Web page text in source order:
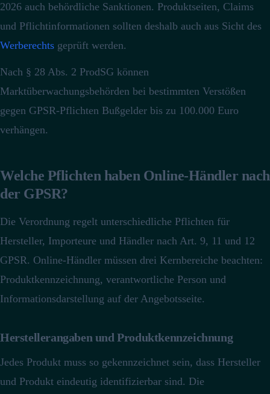
2026 auch behördliche Sanktionen. Produktseiten, Claims
und Pflichtinformationen sollten deshalb auch aus Sicht des
Werberechts geprüft werden.
Nach § 28 Abs. 2 ProdSG können
Marktüberwachungsbehörden bei bestimmten Verstößen
gegen GPSR-Pflichten Bußgelder bis zu 100.000 Euro
verhängen.
Welche Pflichten haben Online-Händler nach
der GPSR?
Die Verordnung regelt unterschiedliche Pflichten für
Hersteller, Importeure und Händler nach Art. 9, 11 und 12
GPSR. Online-Händler müssen drei Kernbereiche beachten:
Produktkennzeichnung, verantwortliche Person und
Informationsdarstellung auf der Angebotsseite.
Herstellerangaben und Produktkennzeichnung
Jedes Produkt muss so gekennzeichnet sein, dass Hersteller
und Produkt eindeutig identifizierbar sind. Die